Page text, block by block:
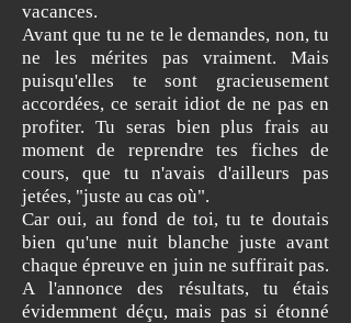
vacances.
Avant que tu ne te le demandes, non, tu
ne les mérites pas vraiment. Mais
puisqu'elles te sont gracieusement
accordées, ce serait idiot de ne pas en
profiter. Tu seras bien plus frais au
moment de reprendre tes fiches de
cours, que tu n'avais d'ailleurs pas
jetées, "juste au cas où".
Car oui, au fond de toi, tu te doutais
bien qu'une nuit blanche juste avant
chaque épreuve en juin ne suffirait pas.
A l'annonce des résultats, tu étais
évidemment déçu, mais pas si étonné